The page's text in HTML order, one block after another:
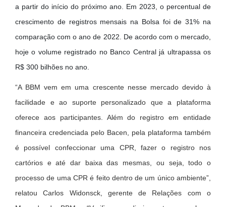
a partir do início do próximo ano. Em 2023, o percentual de
crescimento de registros mensais na Bolsa foi de 31% na
comparação com o ano de 2022. De acordo com o mercado,
hoje o volume registrado no Banco Central já ultrapassa os
R$ 300 bilhões no ano.
“A BBM vem em uma crescente nesse mercado devido à
facilidade e ao suporte personalizado que a plataforma
oferece aos participantes. Além do registro em entidade
financeira credenciada pelo Bacen, pela plataforma também
é possível confeccionar uma CPR, fazer o registro nos
cartórios e até dar baixa das mesmas, ou seja, todo o
processo de uma CPR é feito dentro de um único ambiente”,
relatou Carlos Widonsck, gerente de Relações com o